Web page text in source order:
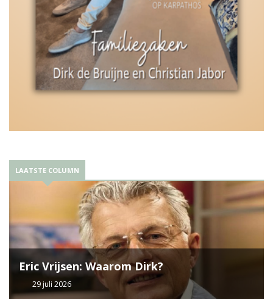
LAATSTE COLUMN
Eric Vrijsen: Waarom Dirk?
29 juli 2026